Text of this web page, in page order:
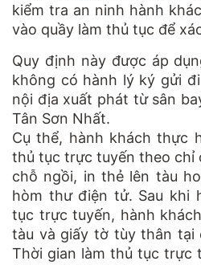
kiểm tra an ninh hành
vào quầy làm thủ tục để
Quy định này được áp
không có hành lý ký gửi
nội địa xuất phát từ sân
Tân Sơn Nhất.
Cụ thể, hành khách thực
thủ tục trực tuyến theo chỉ
chỗ ngồi, in thẻ lên tàu
hòm thư điện tử. Sau khi
tục trực tuyến, hành
tàu và giấy tờ tùy thân tại
Thời gian làm thủ tục trực